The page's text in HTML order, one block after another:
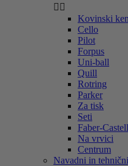
 
Kovinski
Cello
Pilot
Forpus
Uni-ball
Quill
Rotring
Parker
Za tisk
Seti
Faber-Castell
Na vrvici
Centrum
Navadni in